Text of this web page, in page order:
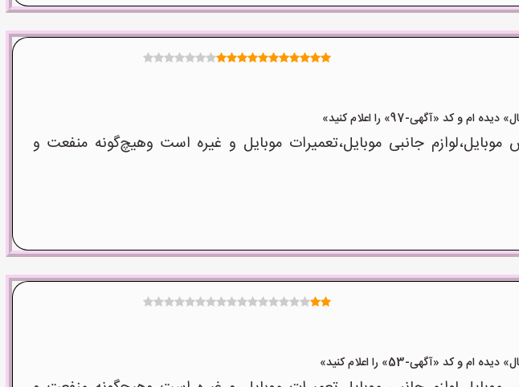
«آگهی-97» را اعلام کنید»
جانبی موبایل،تعمیرات موبایل و غیره است وهیچ‌گونه منفعت و
«آگهی-53» را اعلام کنید»